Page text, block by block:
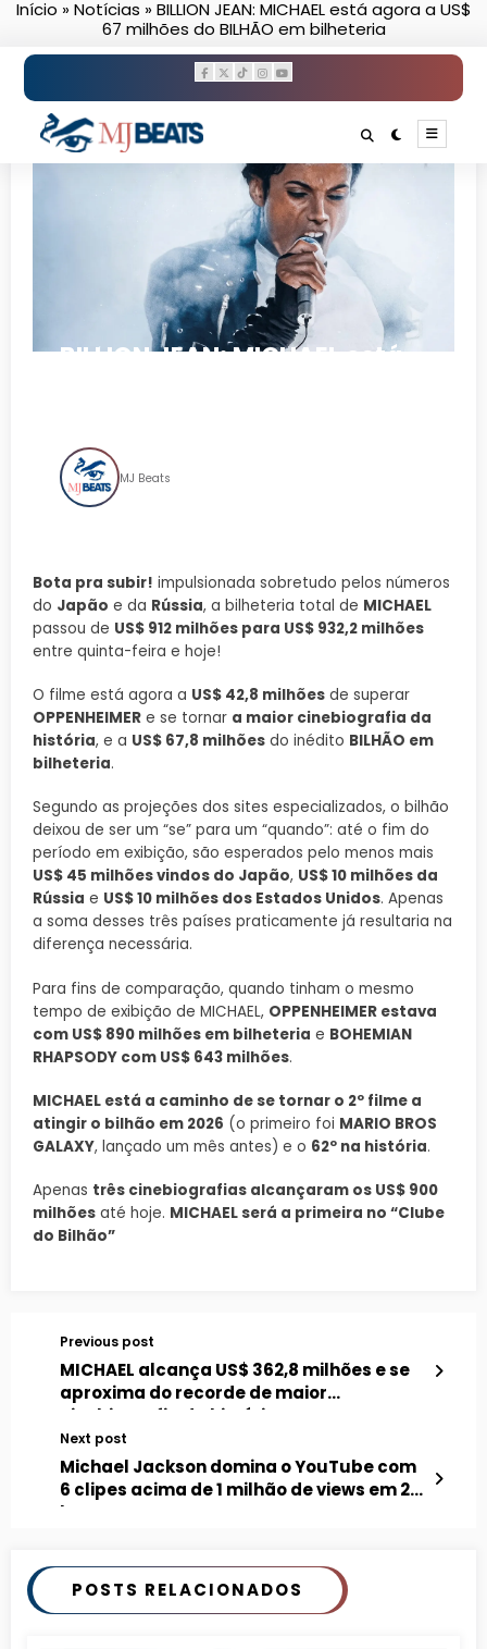
PularInício »Notícias »BILLION JEAN: MICHAEL está agora a US$
67 milhões do BILHÃO em bilheteria
BILLION JEAN: MICHAEL está
MJ Beats
Bota pra subir! impulsionada sobretudo pelos números
do Japão e da Rússia, a bilheteria total de MICHAEL
passou de US$ 912 milhões para US$ 932,2 milhões
entre quinta-feira e hoje!
O filme está agora a US$ 42,8 milhões de superar
OPPENHEIMER e se tornar a maior cinebiografia da
história, e a US$ 67,8 milhões do inédito BILHÃO em
bilheteria.
Segundo as projeções dos sites especializados, o bilhão
deixou de ser um “se” para um “quando”: até o fim do
período em exibição, são esperados pelo menos mais
US$ 45 milhões vindos do Japão, US$ 10 milhões da
Rússia e US$ 10 milhões dos Estados Unidos. Apenas
a soma desses três países praticamente já resultaria na
diferença necessária.
Para fins de comparação, quando tinham o mesmo
tempo de exibição de MICHAEL, OPPENHEIMER estava
com US$ 890 milhões em bilheteria e BOHEMIAN
RHAPSODY com US$ 643 milhões.
MICHAEL está a caminho de se tornar o 2º filme a
atingir o bilhão em 2026 (o primeiro foi MARIO BROS
GALAXY, lançado um mês antes) e o 62º na história.
Apenas três cinebiografias alcançaram os US$ 900
milhões até hoje. MICHAEL será a primeira no “Clube
do Bilhão”
Previous post
MICHAEL alcança US$ 362,8 milhões e se
aproxima do recorde de maior
cinebiografia da história
Next post
Michael Jackson domina o YouTube com
6 clipes acima de 1 milhão de views em 24
horas
POSTS RELACIONADOS